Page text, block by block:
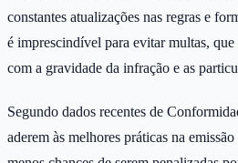
constantes atualizações nas regras e
é imprescindível para evitar multas,
com a gravidade da infração e as
Segundo dados recentes de
aderem às melhores práticas na